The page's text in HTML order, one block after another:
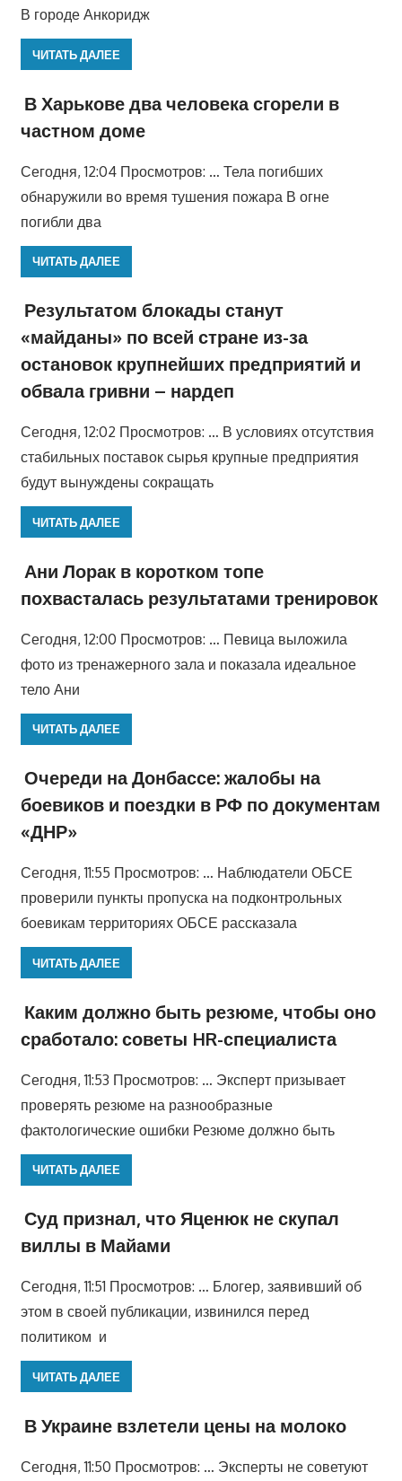
В городе Анкоридж
ЧИТАТЬ ДАЛЕЕ
В Харькове два человека сгорели в
частном доме
Сегодня, 12:04 Просмотров: … Тела погибших
обнаружили во время тушения пожара В огне
погибли два
ЧИТАТЬ ДАЛЕЕ
Результатом блокады станут
«майданы» по всей стране из-за
остановок крупнейших предприятий и
обвала гривни – нардеп
Сегодня, 12:02 Просмотров: … В условиях отсутствия
стабильных поставок сырья крупные предприятия
будут вынуждены сокращать
ЧИТАТЬ ДАЛЕЕ
Ани Лорак в коротком топе
похвасталась результатами тренировок
Сегодня, 12:00 Просмотров: … Певица выложила
фото из тренажерного зала и показала идеальное
тело Ани
ЧИТАТЬ ДАЛЕЕ
Очереди на Донбассе: жалобы на
боевиков и поездки в РФ по документам
«ДНР»
Сегодня, 11:55 Просмотров: … Наблюдатели ОБСЕ
проверили пункты пропуска на подконтрольных
боевикам территориях ОБСЕ рассказала
ЧИТАТЬ ДАЛЕЕ
Каким должно быть резюме, чтобы оно
сработало: советы HR-специалиста
Сегодня, 11:53 Просмотров: … Эксперт призывает
проверять резюме на разнообразные
фактологические ошибки Резюме должно быть
ЧИТАТЬ ДАЛЕЕ
Суд признал, что Яценюк не скупал
виллы в Майами
Сегодня, 11:51 Просмотров: … Блогер, заявивший об
этом в своей публикации, извинился перед
политиком и
ЧИТАТЬ ДАЛЕЕ
В Украине взлетели цены на молоко
Сегодня, 11:50 Просмотров: … Эксперты не советуют